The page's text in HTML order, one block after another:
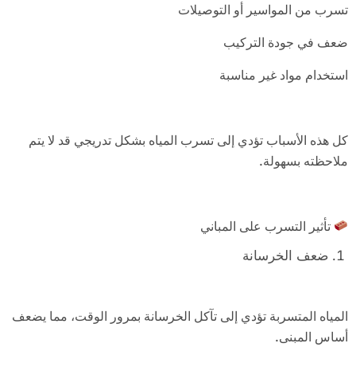
تسرب من المواسير أو التوصيلات
ضعف في جودة التركيب
استخدام مواد غير مناسبة
كل هذه الأسباب تؤدي إلى تسرب المياه بشكل تدريجي قد لا يتم
ملاحظته بسهولة.
تأثير التسرب على المباني
ضعف الخرسانة
المياه المتسربة تؤدي إلى تآكل الخرسانة بمرور الوقت، مما يضعف
أساس المبنى.